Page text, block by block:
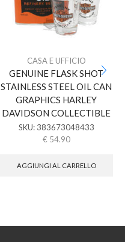
CASA E UFFICIO
GENUINE FLASK SHOT
STAINLESS STEEL OIL CAN
GRAPHICS HARLEY
DAVIDSON COLLECTIBLE
SKU: 383673048433
€ 54.90
AGGIUNGI AL CARRELLO